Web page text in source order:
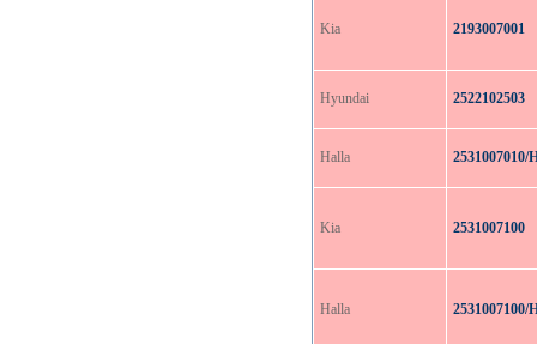
Kia 2193007001
Hyundai 2522102503
Halla 2531007010/
Kia 2531007100
Halla 2531007100/